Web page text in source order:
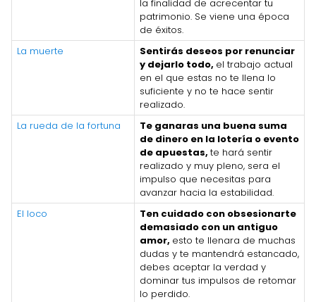
la finalidad de acrecentar tu
patrimonio. Se viene una época
de éxitos.
La muerte
Sentirás deseos por renunciar
y dejarlo todo, el trabajo actual
en el que estas no te llena lo
suficiente y no te hace sentir
realizado.
La rueda de la fortuna
Te ganaras una buena suma
de dinero en la lotería o evento
de apuestas, te hará sentir
realizado y muy pleno, sera el
impulso que necesitas para
avanzar hacia la estabilidad.
El loco
Ten cuidado con obsesionarte
demasiado con un antiguo
amor, esto te llenara de muchas
dudas y te mantendrá estancado,
debes aceptar la verdad y
dominar tus impulsos de retomar
lo perdido.